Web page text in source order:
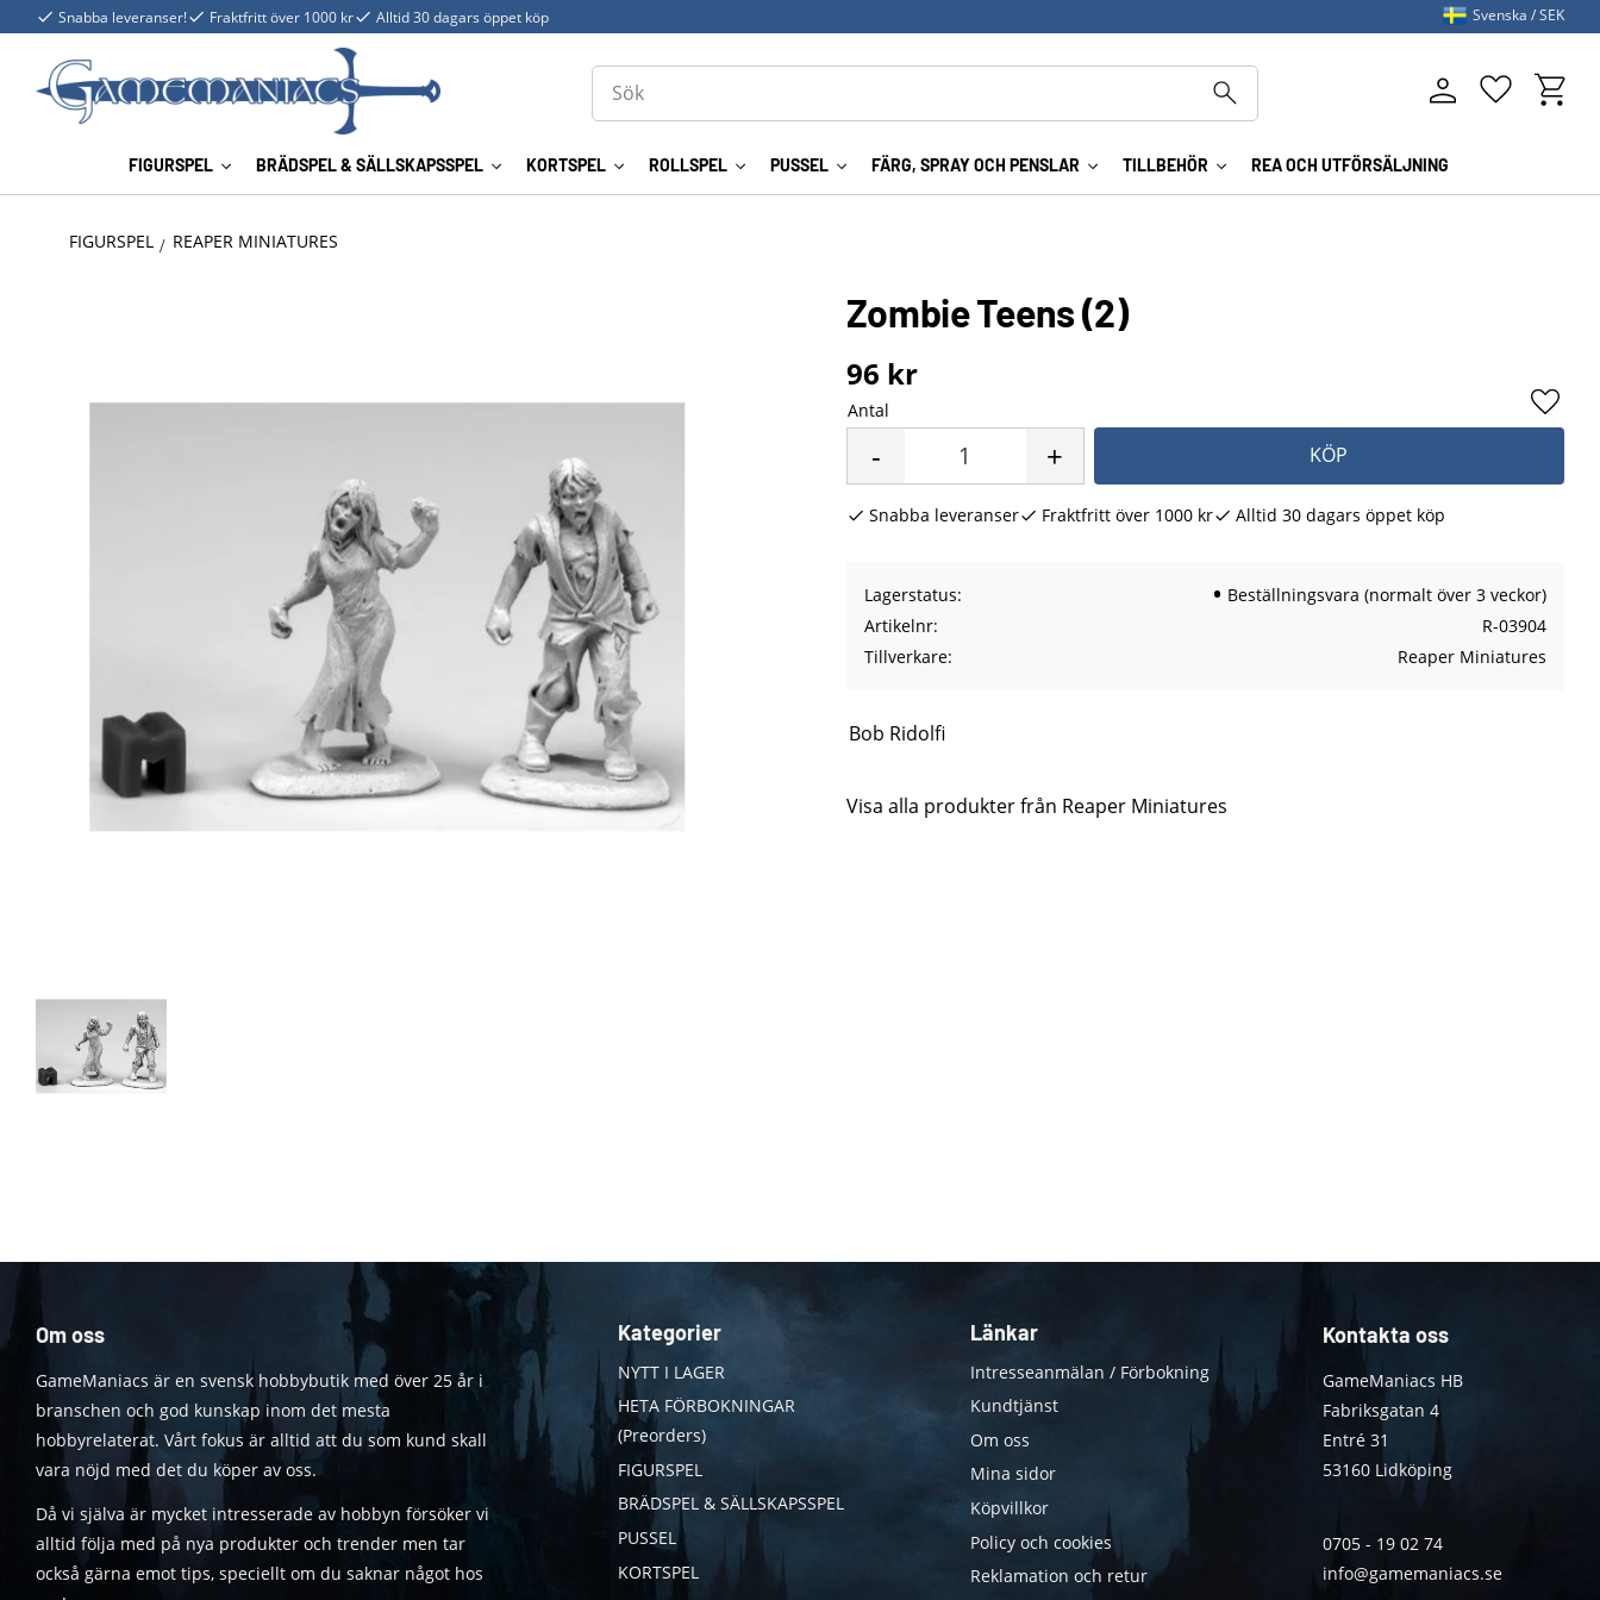
Snabba leveranser! Fraktfritt över 1000 kr Alltid 30 dagars öppet köp
FIGURSPEL BRÄDSPEL & SÄLLSKAPSSPEL KORTSPEL ROLLSPEL PUSSEL FÄRG, SPRAY OCH PENSLAR TILLBEHÖR REA OCH UTFÖRSÄLJNING
Favoriter
Svenska SEK
FIGURSPEL REAPER MINIATURES
Zombie Teens (2)
96 kr
Antal
+
- KÖP
Lägg
Snabba leveranser Fraktfritt över 1000 kr Alltid 30 dagars öppet köp
Lagerstatus
Beställningsvara (normalt över 3 veckor)
Artikelnr
R-03904
Tillverkare
Reaper Miniatures
Bob Ridolfi
Visa alla produkter från Reaper Miniatures
Om oss
GameManiacs är en svensk hobbybutik med över 25 år i
branschen och god kunskap inom det mesta
hobbyrelaterat. Vårt fokus är alltid att du som kund skall
vara nöjd med det du köper av oss.
Då vi själva är mycket intresserade av hobbyn försöker vi
alltid följa med på nya produkter och trender men tar
också gärna emot tips, speciellt om du saknar något hos
Kategorier
NYTT I LAGER
HETA FÖRBOKNINGAR
(Preorders)
FIGURSPEL
BRÄDSPEL & SÄLLSKAPSSPEL
PUSSEL
KORTSPEL
Länkar
Intresseanmälan / Förbokning
Kundtjänst
Om oss
Mina sidor
Köpvillkor
Policy och cookies
Reklamation och retur
Kontakta oss
GameManiacs HB
Fabriksgatan 4
Entré 31
53160 Lidköping
0705 - 19 02 74
info@gamemaniacs.se